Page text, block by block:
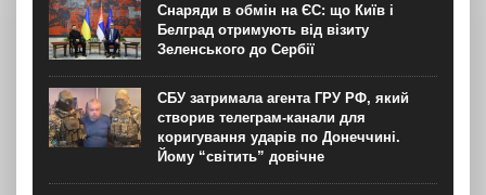
Снаряди в обмін на ЄС: що Київ і
Белград отримують від візиту
Зеленського до Сербії
СБУ затримала агента ГРУ РФ, який
створив телеграм-канали для
коригування ударів по Донеччині.
Йому “світить” довічне